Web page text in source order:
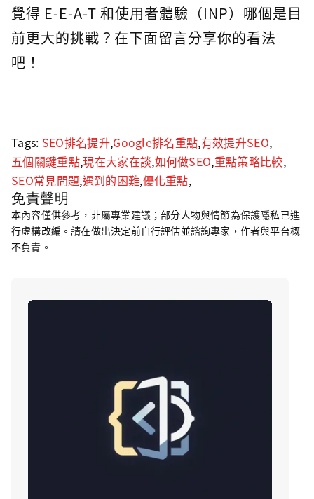
覺得 E-E-A-T 和使用者體驗（INP）哪個是目
前更大的挑戰？在下面留言分享你的看法
吧！
Tags: SEO排名提升,Google排名重點,有效提升SEO,
五個關鍵重點,現在大家在談,如何做SEO,重點策略比較,
SEO常見問題,遇到的困難,優化重點,
免責聲明
本內容僅供參考，非屬專業建議；部分人物與情節為保護隱私已進
行虛構改編。請在做出決定前自行評估並諮詢專家，作者與平台概
不負責。